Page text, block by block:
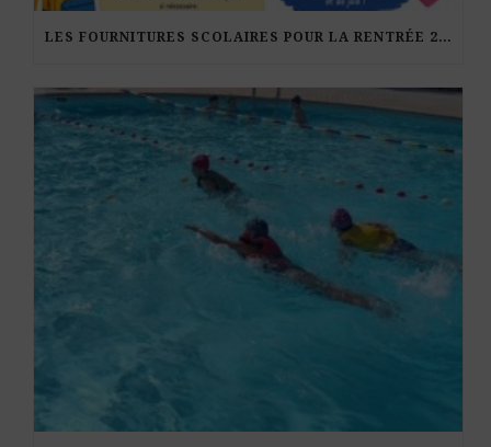
LES FOURNITURES SCOLAIRES POUR LA RENTRÉE 2026-27